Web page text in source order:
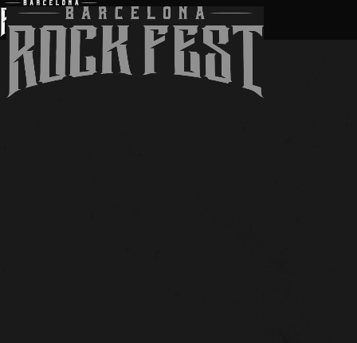
BARCELONA ROCK FEST - 2014-2026
ediciones anteriores